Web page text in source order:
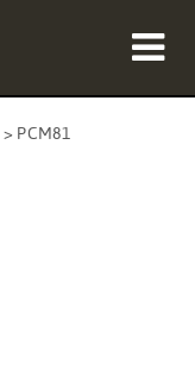
> PCM81